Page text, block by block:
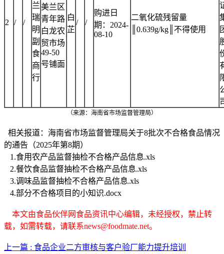
2 / /
兰
瑞
明
副
食
商
行
美兰区
青年路
白龙农
贸市场
49-50
号铺面
白
芷
/ /
购进日
期：2024-
08-10
二氧化硫残留量
║0.639g/kg║不得使用
（来源：海南省市场监督管理局）
相关报道：海南省市场监督管理局关于8批次不合格食品情况
的通告（2025年第8期）
1.食用农产品监督抽检不合格产品信息.xls
2.餐饮食品监督抽检不合格产品信息.xls
3.调味品监督抽检不合格产品信息.xls
4.部分不合格项目的小知识.docx
本文由食品伙伴网食品资讯中心编辑，未经授权，禁止转
载，如需转载，请联系news@foodmate.net。
上一篇 : 食品企业二方审核与客户验厂能力提升培训